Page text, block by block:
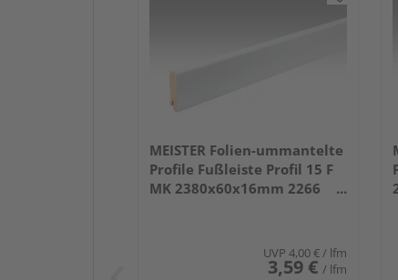
MEISTER Folien-ummantelte
Profile Fußleiste Profil 15 F
MK 2380x60x16mm 2266
UVP 4,00 € / lfm
3,59 € / lfm